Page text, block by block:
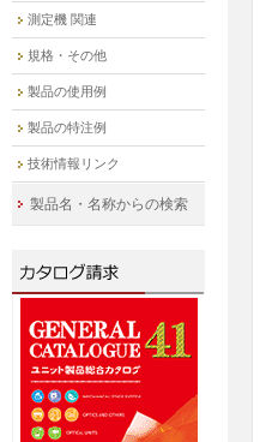
測定機 関連
規格・その他
製品の使用例
製品の特注例
技術情報リンク
製品名・名称からの検索